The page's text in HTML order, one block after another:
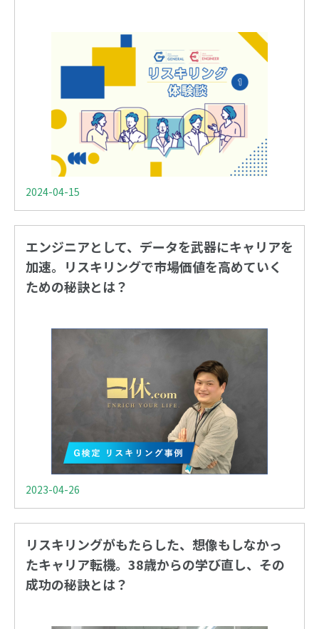
2024-04-15
エンジニアとして、データを武器にキャリアを
加速。リスキリングで市場価値を高めていく
ための秘訣とは？
2023-04-26
リスキリングがもたらした、想像もしなかっ
たキャリア転機。38歳からの学び直し、その
成功の秘訣とは？